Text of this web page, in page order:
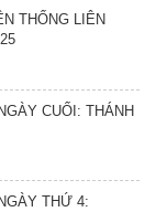
THỐNG LIÊN
CUỐI: THÁNH
THỨ 4: